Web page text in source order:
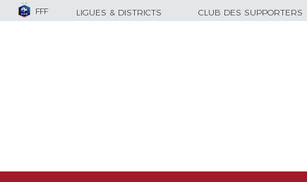
FFF LIGUES & DISTRICTS CLUB DES SUPPORTERS